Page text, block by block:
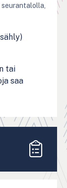
tai
saa